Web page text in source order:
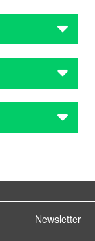
Newsletter